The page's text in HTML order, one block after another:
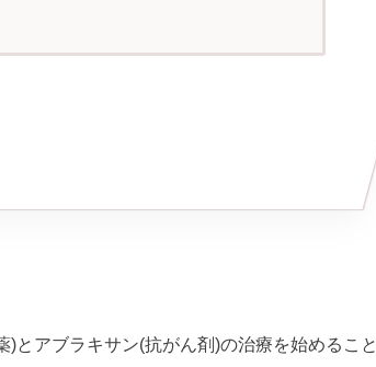
とアブラキサン(抗がん剤)の治療を始めること